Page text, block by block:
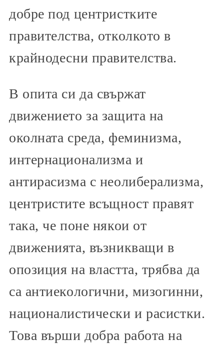
добре под центристките
правителства, отколкото в
крайнодесни правителства.
В опита си да свържат
движението за защита на
околната среда, феминизма,
интернационализма и
антирасизма с неолиберализма,
центристите всъщност правят
така, че поне някои от
движенията, възникващи в
опозиция на властта, трябва да
са антиекологични, мизогинни,
националистически и расистки.
Това върши добра работа на